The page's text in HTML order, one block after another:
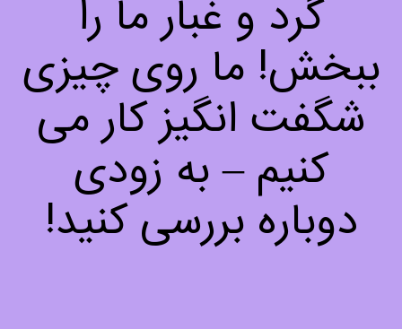
گرد و غبار ما را
ببخش! ما روی چیزی
شگفت انگیز کار می
کنیم – به زودی
دوباره بررسی کنید!